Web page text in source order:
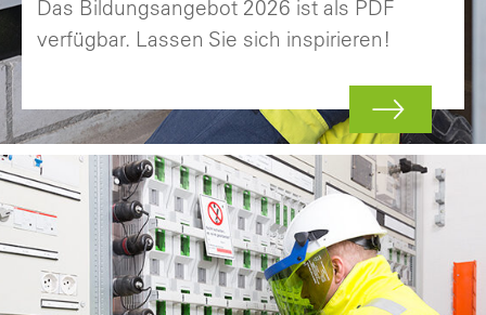
Das Bildungsangebot 2026 ist als PDF
verfügbar. Lassen Sie sich inspirieren!